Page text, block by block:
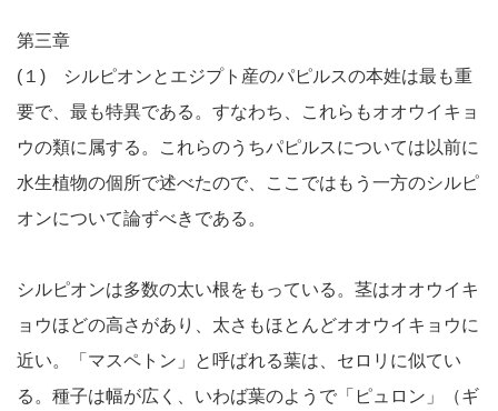
第三章
(１) シルピオンとエジプト産のパピルスの本姓は最も重
要で、最も特異である。すなわち、これらもオオウイキョ
ウの類に属する。これらのうちパピルスについては以前に
水生植物の個所で述べたので、ここではもう一方のシルピ
オンについて論ずべきである。
シルピオンは多数の太い根をもっている。茎はオオウイキ
ョウほどの高さがあり、太さもほとんどオオウイキョウに
近い。「マスペトン」と呼ばれる葉は、セロリに似てい
る。種子は幅が広く、いわば葉のようで「ピュロン」（ギ